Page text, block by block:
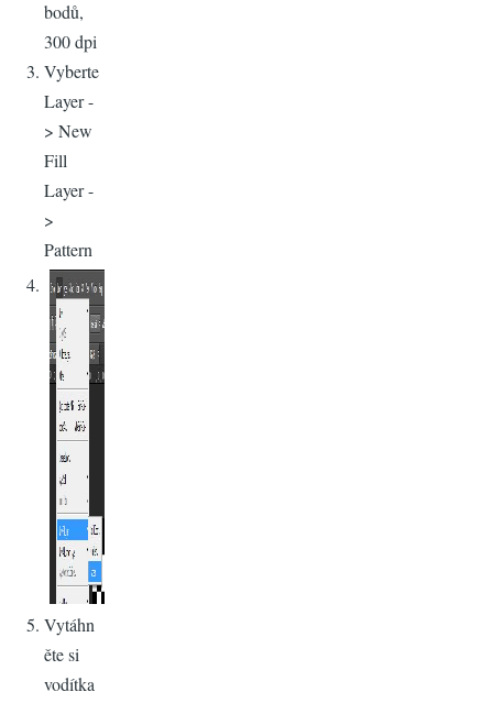
bodů,
300 dpi
Vyberte
Layer -
> New
Fill
Layer -
>
Pattern
Vytáhn
ěte si
vodítka